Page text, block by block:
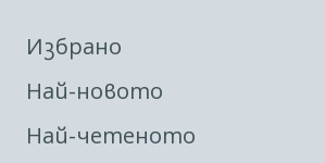
Избрано
Най-новото
Най-четеното